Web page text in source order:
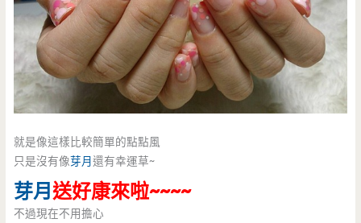
就是像這樣比較簡單的點點風
只是沒有像芽月還有幸運草~
芽月送好康來啦~~~~
不過現在不用擔心